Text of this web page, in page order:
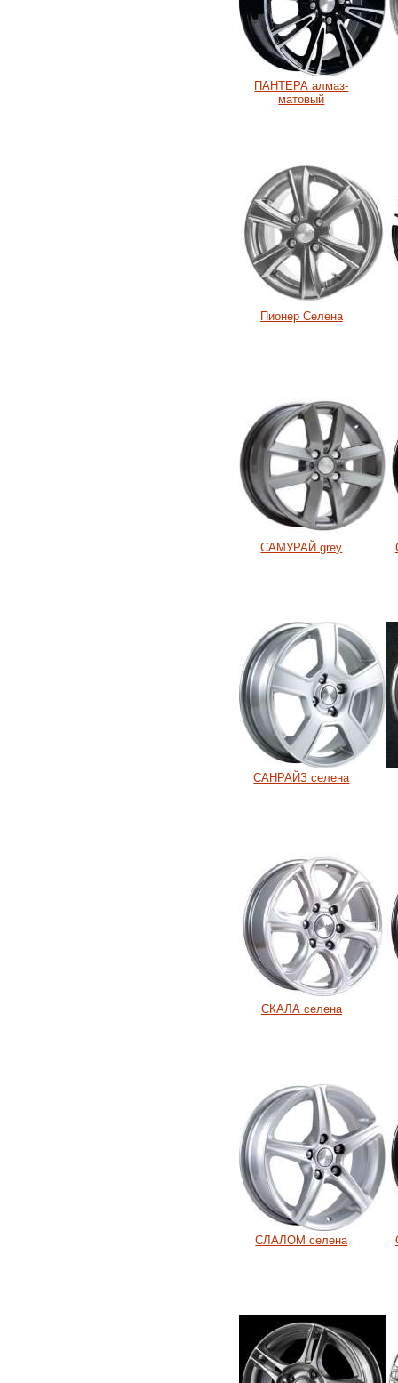
ПАНТЕРА алмаз-
матовый
Пионер Селена
САМУРАЙ grey
САНРАЙЗ селена
СКАЛА селена
СЛАЛОМ селена